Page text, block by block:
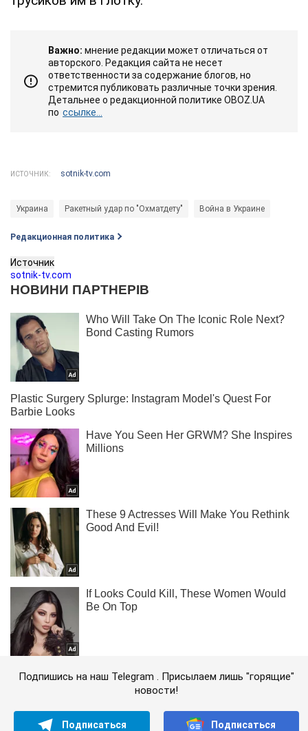
Важно: мнение редакции может отличаться от
авторского. Редакция сайта не несет
ответственности за содержание блогов, но
стремится публиковать различные точки зрения.
Детальнее о редакционной политике OBOZ.UA
по ссылке...
ИСТОЧНИК: sotnik-tv.com
Украина Ракетный удар по "Охматдету" Война в Украине
Редакционная политика
Источник
sotnik-tv.com
Подпишись на наш Telegram . Присылаем лишь "горящие"
новости!
Подписаться Подписаться